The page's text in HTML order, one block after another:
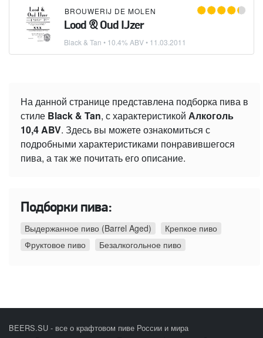
BROUWERIJ DE MOLEN
Lood & Oud IJzer
Black & Tan • 10.4% ABV • 11.03.2011
На данной странице представлена подборка пива в
стиле Black & Tan, с характеристикой Алкоголь
10,4 ABV. Здесь вы можете ознакомиться с
подробными характеристиками понравившегося
пива, а так же почитать его описание.
Подборки пива:
Выдержанное пиво (Barrel Aged)
Крепкое пиво
Фруктовое пиво
Безалкогольное пиво
BEERS.SU - все о крафтовом пиве России и мира